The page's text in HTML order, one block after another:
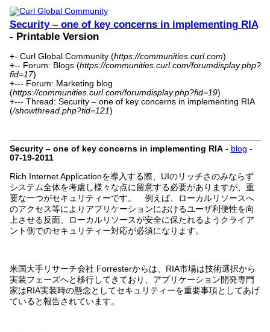
Security – one of key concerns in implementing RIA
- Printable Version
+- Curl Global Community (https://communities.curl.com)
+-- Forum: Blogs (https://communities.curl.com/forumdisplay.php?
fid=17)
+--- Forum: Marketing blog
(https://communities.curl.com/forumdisplay.php?fid=19)
+--- Thread: Security – one of key concerns in implementing RIA
(/showthread.php?tid=121)
Security – one of key concerns in implementing RIA- blog -
07-19-2011
Rich Internet Applicationを導入する際、UIのリッチさのみならず
システム全体を考慮し様々な点に留意する必要がありますが、重
要な一つがセキュリティーです。 例えば、ローカルリソースへ
のアクセス等によりアプリケーションにおけるユーザ利便性を向
上させる反面、ローカルリソースが安全に保たれるようクライア
ント側でのセキュリティー対応が必須になります。
米国大手リサーチ会社 Forresterからは、RIA市場は技術選択から
実装フェーズへと移行してきており、アプリケーション開発専門
家はRIA実装時の懸念としてセキュリティーを重要事項としてあげ
ていると報告されています。